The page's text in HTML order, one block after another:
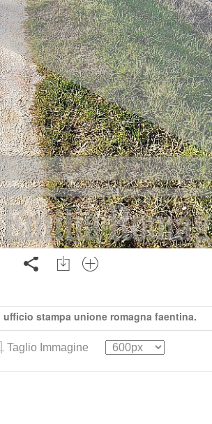
stampa unione romagna faentina.
Taglio Immagine